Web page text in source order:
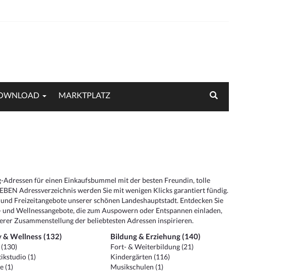
MARKTPLATZ
für einen Einkaufsbummel mit der besten Freundin, tolle
Adressverzeichnis werden Sie mit wenigen Klicks garantiert fündig.
Freizeitangebote unserer schönen Landeshauptstadt. Entdecken Sie
Wellnessangebote, die zum Auspowern oder Entspannen einladen,
Zusammenstellung der beliebtesten Adressen inspirieren.
& Wellness (132)
(1)
(1)
Bildung & Erziehung (140)
Fort- & Weiterbildung (21)
Kindergärten (116)
Musikschulen (1)